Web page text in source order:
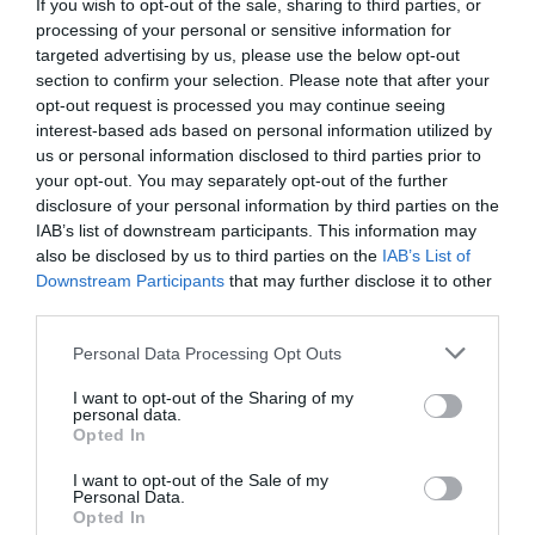
If you wish to opt-out of the sale, sharing to third parties, or
processing of your personal or sensitive information for
targeted advertising by us, please use the below opt-out
section to confirm your selection. Please note that after your
opt-out request is processed you may continue seeing
interest-based ads based on personal information utilized by
us or personal information disclosed to third parties prior to
your opt-out. You may separately opt-out of the further
disclosure of your personal information by third parties on the
IAB’s list of downstream participants. This information may
also be disclosed by us to third parties on the IAB’s List of
Downstream Participants that may further disclose it to other
Please note that this website/app uses one or more Google
not limited to your visit or usage behaviour. You may click to
grant or deny consent to Google and its third-party tags to
use your data for below specified purposes in below Google
consent section.
Personal Data Processing Opt Outs
I want to opt-out of the Sharing of my
personal data.
Opted In
I want to opt-out of the Sale of my
Personal Data.
Opted In
szeretetreméltó udvarlójához Johnny Cammarerihez
Danny Aiello). Mielőtt azonban megünnepelhetnék
jegyességet, az újdonsült vőlegénynek el kell utaznia
Rómába, hogy meglátogassa nagybeteg édesanyját,
így Lorettára hárul a feladat, hogy felkeresse Johnny
bunkó és kissé agresszív öccsét, Ronnyt (Nicolas
Bár kezdetben egyáltalán nem szimpatizálnak
egymással, végül mégis egymás karjaiban kötnek ki,
pedig Loretta minden tervét felborítja.
Az 1987-esNorman Jewison-filmben Cher egyik
60. Oscar-gálán elnyerte a legjobb női főszereplőnek
járó díjat.
Rajta kívül díjazták még a mozi forgatókönyvíróját,
Patrick Shanley-t, valamitOlympia Dukakist, aki a
legjobb női mellékszereplőnek járó aranyszobrot